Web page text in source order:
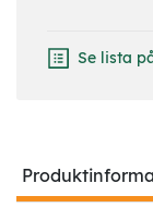
Se lista